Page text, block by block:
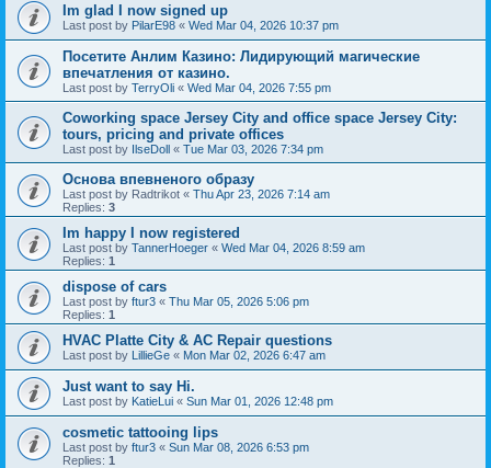
Im glad I now signed up
Last post by PilarE98 « Wed Mar 04, 2026 10:37 pm
Посетите Анлим Казино: Лидирующий магические
впечатления от казино.
Last post by TerryOli « Wed Mar 04, 2026 7:55 pm
Coworking space Jersey City and office space Jersey City:
tours, pricing and private offices
Last post by IlseDoll « Tue Mar 03, 2026 7:34 pm
Основа впевненого образу
Last post by Radtrikot « Thu Apr 23, 2026 7:14 am
Replies: 3
Im happy I now registered
Last post by TannerHoeger « Wed Mar 04, 2026 8:59 am
Replies: 1
dispose of cars
Last post by ftur3 « Thu Mar 05, 2026 5:06 pm
Replies: 1
HVAC Platte City & AC Repair questions
Last post by LillieGe « Mon Mar 02, 2026 6:47 am
Just want to say Hi.
Last post by KatieLui « Sun Mar 01, 2026 12:48 pm
cosmetic tattooing lips
Last post by ftur3 « Sun Mar 08, 2026 6:53 pm
Replies: 1